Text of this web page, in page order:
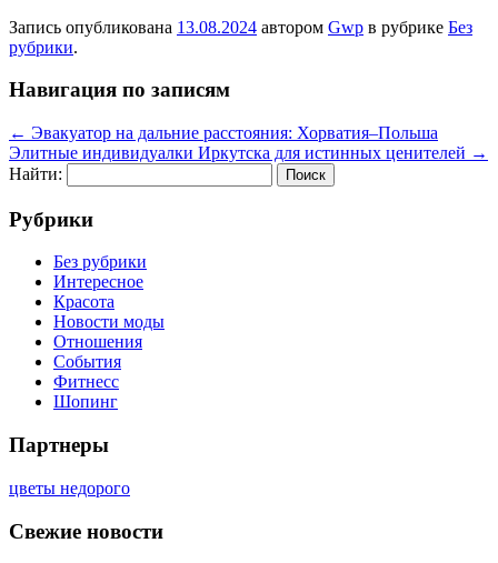
Запись опубликована 13.08.2024 автором Gwp в рубрике Без
рубрики.
Навигация по записям
← Эвакуатор на дальние расстояния: Хорватия–Польша
Элитные индивидуалки Иркутска для истинных ценителей →
Найти:
Рубрики
Без рубрики
Интересное
Красота
Новости моды
Отношения
События
Фитнесс
Шопинг
Партнеры
цветы недорого
Свежие новости